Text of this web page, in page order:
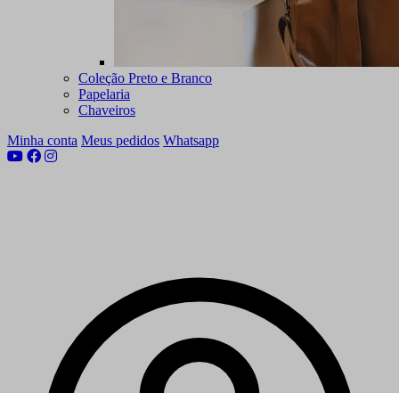
Coleção Preto e Branco
Papelaria
Chaveiros
Minha conta Meus pedidos Whatsapp